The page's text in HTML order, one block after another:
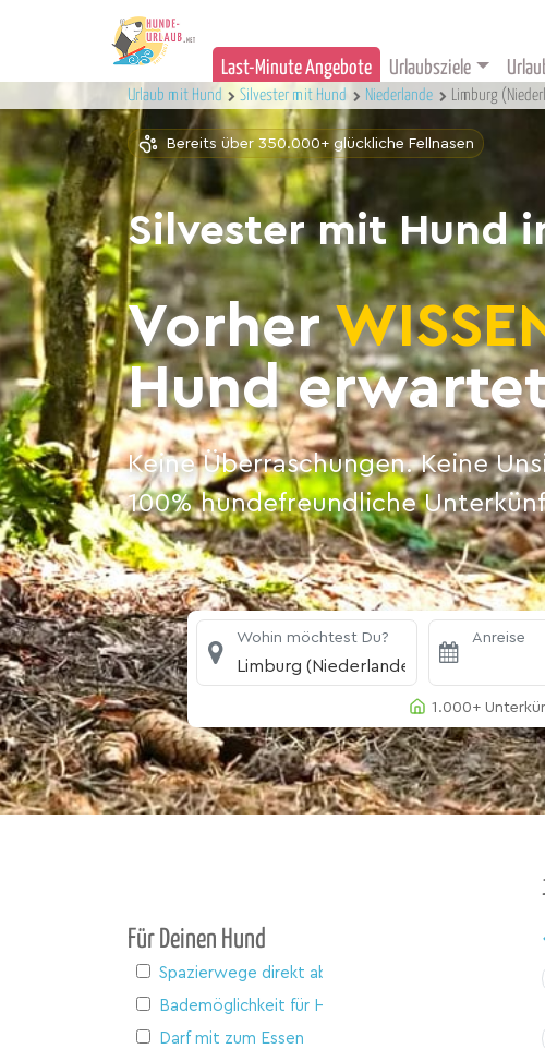
Last-Minute Angebote Urlaubsziele
Urlaub mit Hund Silvester mit Hund Niederlande Limburg
Bereits über 350.000+ glückliche Fellnasen
Silvester mit Hund
Vorher
Hund
Keine Überraschungen. Keine
100% hundefreundliche
Wohin möchtest Du?
Limburg (Niederlande)
Anreise
1.000+
Für Deinen Hund
Spazierwege direkt ab Haus
Bademöglichkeit für Hunde
Darf mit zum Essen